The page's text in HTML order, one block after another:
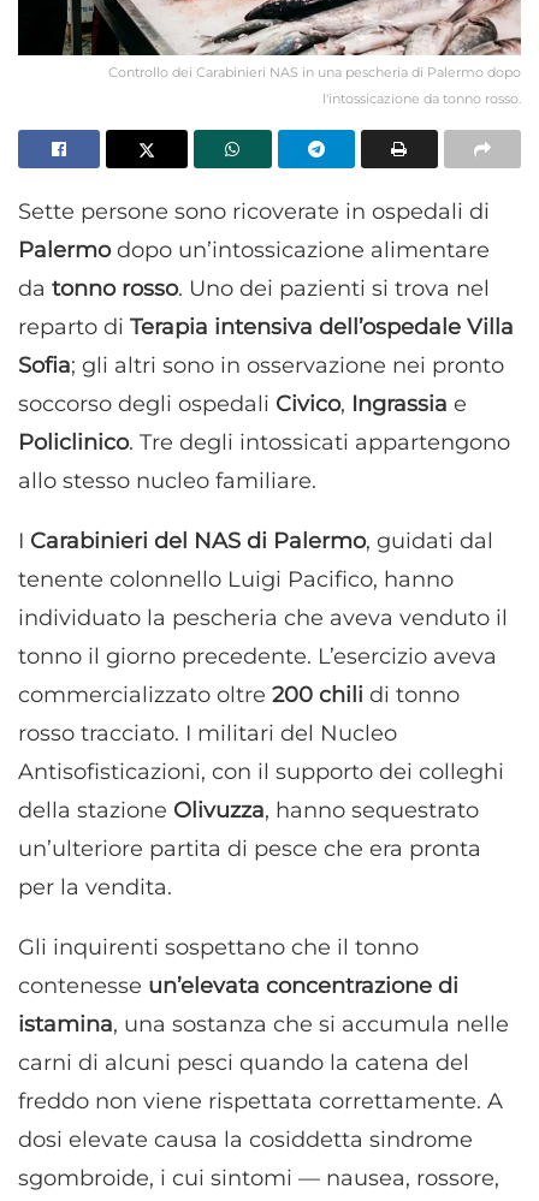
Controllo dei Carabinieri NAS in una pescheria di Palermo dopo
l'intossicazione da tonno rosso.
Sette persone sono ricoverate in ospedali di
Palermodopo un’intossicazione alimentare
da tonno rosso. Uno dei pazienti si trova nel
reparto di Terapia intensiva dell’ospedale Villa
Sofia; gli altri sono in osservazione nei pronto
soccorso degli ospedali Civico, Ingrassia e
Policlinico. Tre degli intossicati appartengono
allo stesso nucleo familiare.
I Carabinieri del NAS di Palermo, guidati dal
tenente colonnello Luigi Pacifico, hanno
individuato la pescheria che aveva venduto il
tonno il giorno precedente. L’esercizio aveva
commercializzato oltre 200 chili di tonno
rosso tracciato. I militari del Nucleo
Antisofisticazioni, con il supporto dei colleghi
della stazione Olivuzza, hanno sequestrato
un’ulteriore partita di pesce che era pronta
per la vendita.
Gli inquirenti sospettano che il tonno
contenesse un’elevata concentrazione di
istamina, una sostanza che si accumula nelle
carni di alcuni pesci quando la catena del
freddo non viene rispettata correttamente. A
dosi elevate causa la cosiddetta sindrome
sgombroide, i cui sintomi — nausea, rossore,